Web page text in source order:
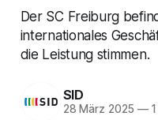
Der SC Freiburg
internationales
die Leistung stimmen.
SID
28 März 2025 —1